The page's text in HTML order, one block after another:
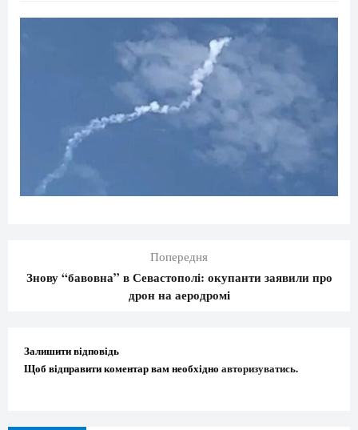
Попередня
Знову “бавовна” в Севастополі: окупанти заявили про
дрон на аеродромі
Залишити відповідь
Щоб відправити коментар вам необхідно авторизуватись.